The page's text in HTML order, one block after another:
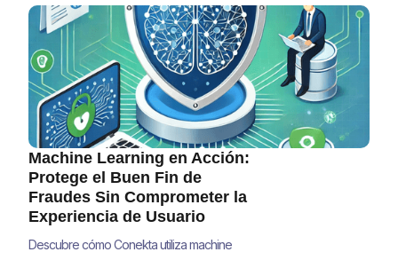
declinaciones y mejorar tus ingresos en
2025.
Machine Learning en Acción:
Protege el Buen Fin de
Fraudes Sin Comprometer la
Experiencia de Usuario
Descubre cómo Conekta utiliza machine